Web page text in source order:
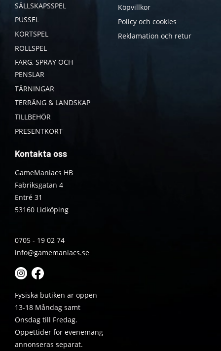
SÄLLSKAPSSPEL
PUSSEL
KORTSPEL
ROLLSPEL
FÄRG, SPRAY OCH
PENSLAR
TÄRNINGAR
TERRÄNG & LANDSKAP
TILLBEHÖR
PRESENTKORT
Köpvillkor
Policy och cookies
Reklamation och retur
Kontakta oss
GameManiacs HB
Fabriksgatan 4
Entré 31
53160 Lidköping
0705 - 19 02 74
info@gamemaniacs.se
Fysiska butiken är öppen
13-18 Måndag samt
Onsdag till Fredag.
Öppettider för evenemang
annonseras separat.